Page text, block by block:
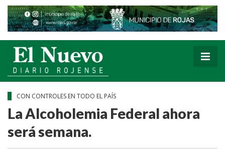
CON CONTROLES EN TODO EL PAÍS
La Alcoholemia Federal ahora
será semana.